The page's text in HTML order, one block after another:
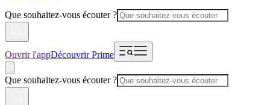
Que souhaitez-vous écouter ?
Ouvrir l'appDécouvrir Prime
Que souhaitez-vous écouter ?